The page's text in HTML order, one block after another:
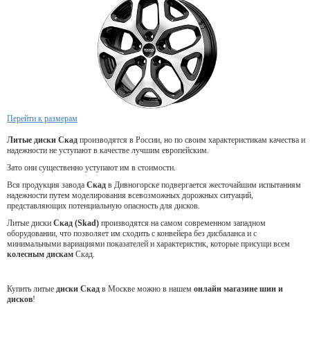
Перейти к размерам
Литые диски Скад производятся в России, но по своим характеристикам качества и
надежности не уступают в качестве лучшим европейским.
Зато они существенно уступают им в стоимости.
Вся продукция завода Скад в Дивногорске подвергается жесточайшим испытаниям
надежности путем моделирования всевозможных дорожных ситуаций,
представляющих потенциальную опасность для дисков.
Литые диски Скад (Skad) производятся на самом современном западном
оборудовании, что позволяет им сходить с конвейера без дисбаланса и с
минимальными вариациями показателей и характеристик, которые присущи всем
колесным дискам Скад.
Купить литые диски Скад в Москве можно в нашем онлайн магазине шин и
дисков!